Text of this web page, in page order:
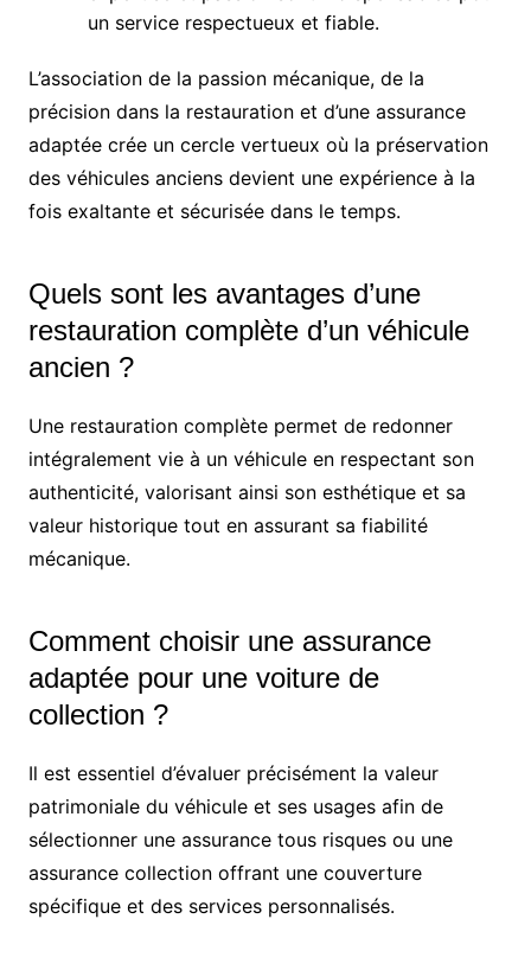
un service respectueux et fiable.
L’association de la passion mécanique, de la
précision dans la restauration et d’une assurance
adaptée crée un cercle vertueux où la préservation
des véhicules anciens devient une expérience à la
fois exaltante et sécurisée dans le temps.
Quels sont les avantages d’une
restauration complète d’un véhicule
ancien ?
Une restauration complète permet de redonner
intégralement vie à un véhicule en respectant son
authenticité, valorisant ainsi son esthétique et sa
valeur historique tout en assurant sa fiabilité
mécanique.
Comment choisir une assurance
adaptée pour une voiture de
collection ?
Il est essentiel d’évaluer précisément la valeur
patrimoniale du véhicule et ses usages afin de
sélectionner une assurance tous risques ou une
assurance collection offrant une couverture
spécifique et des services personnalisés.